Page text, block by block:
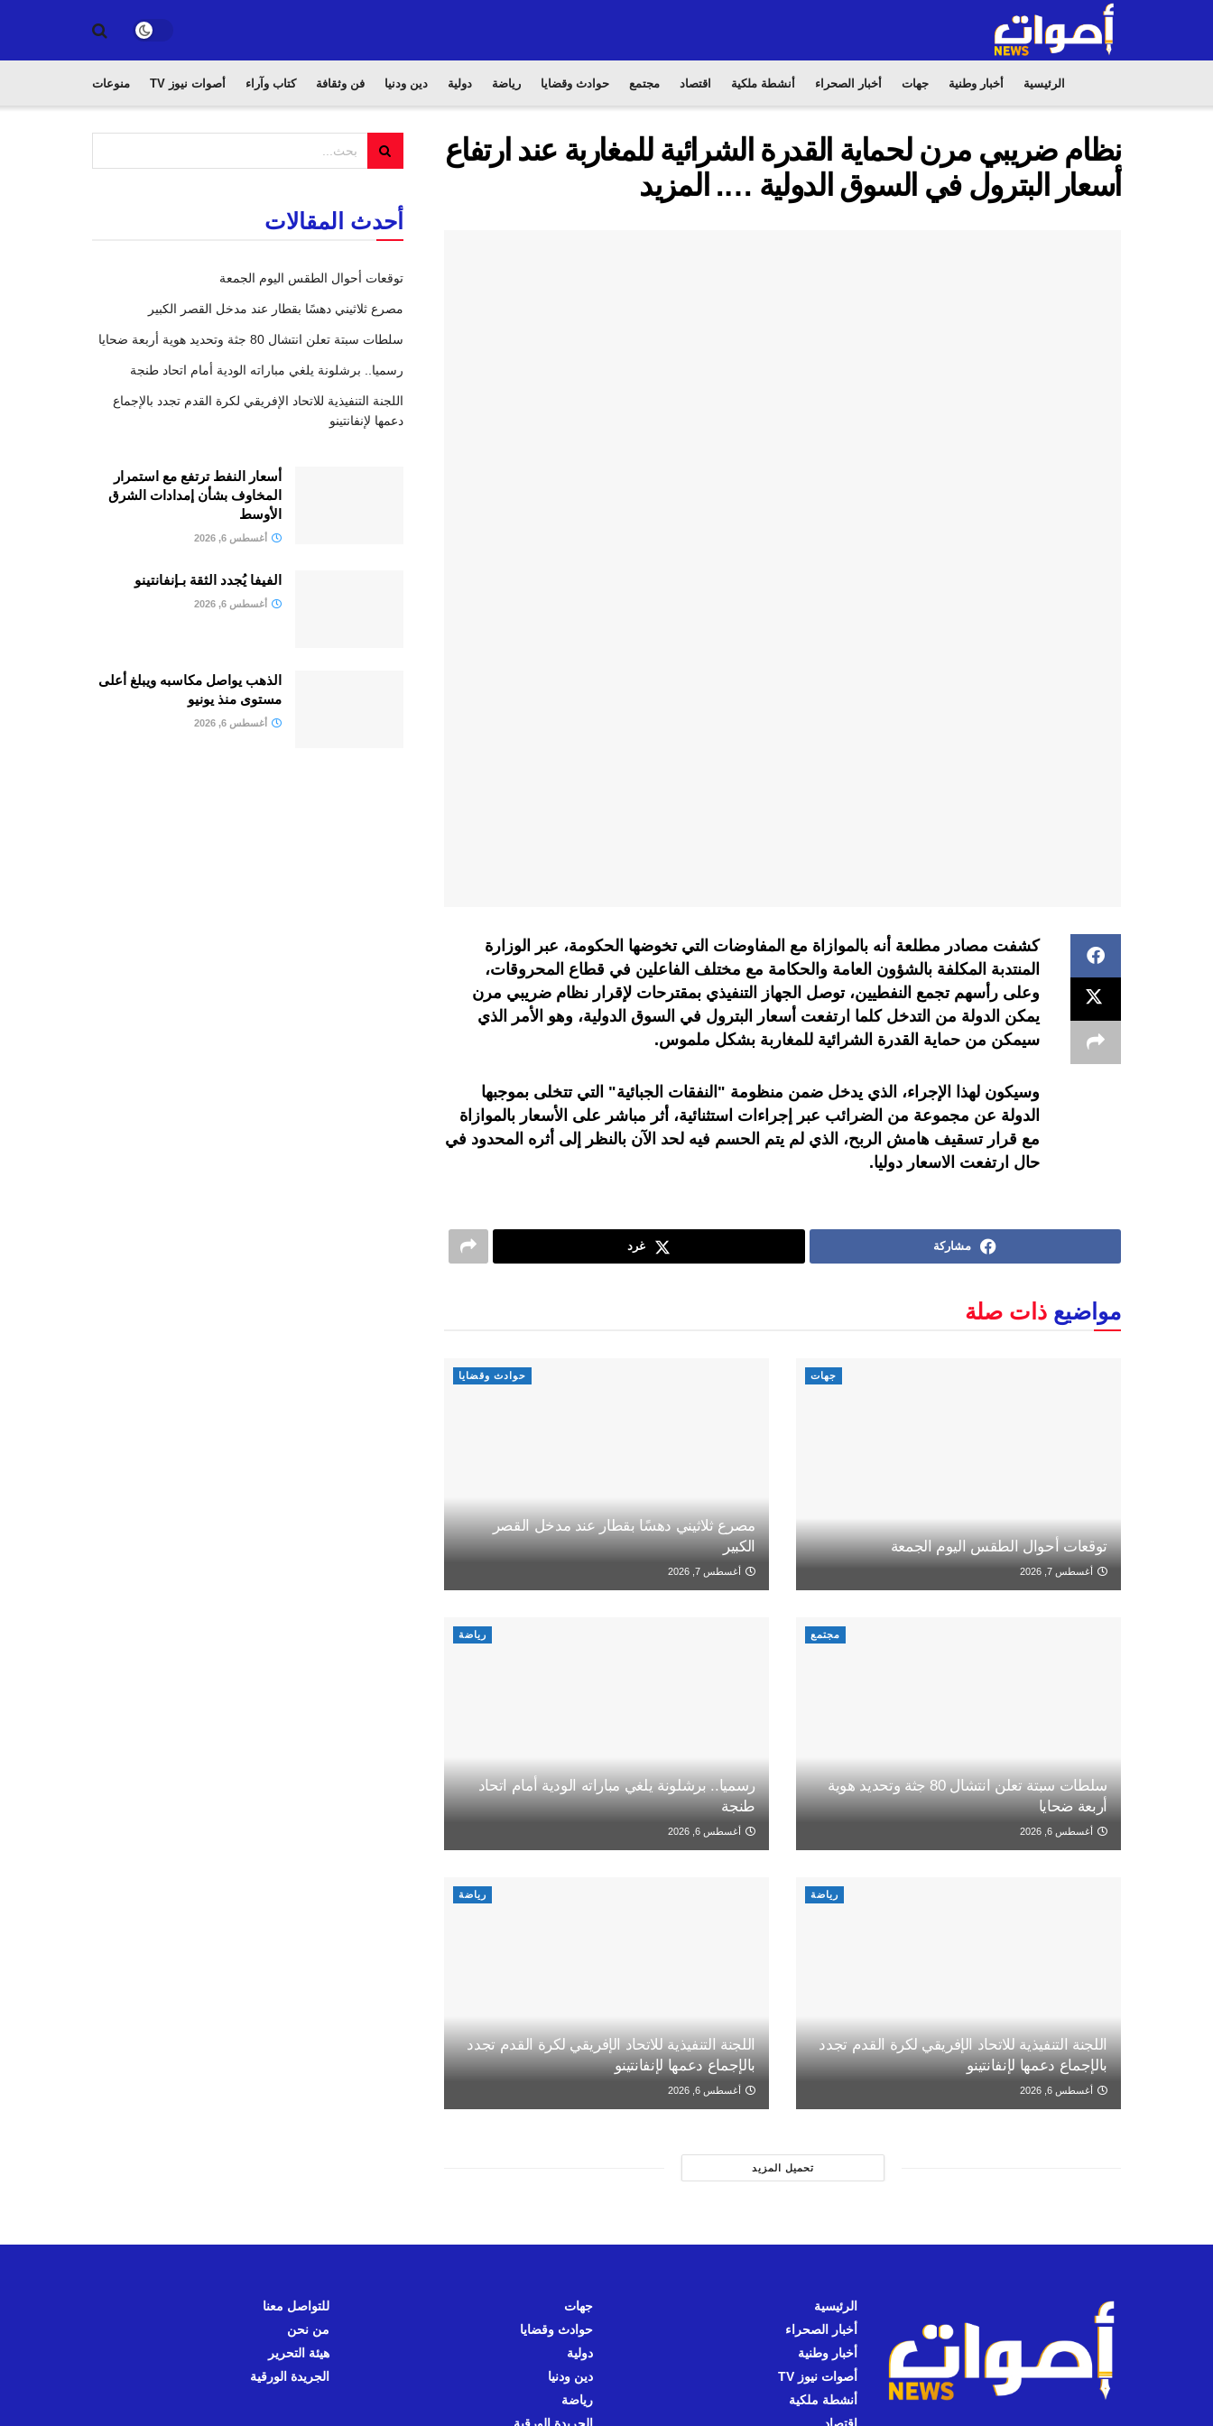
الرئيسية أخبار وطنية جهات أخبار الصحراء أنشطة ملكية اقتصاد مجتمع حوادث وقضايا رياضة دولية دين ودنيا فن وثقافة كتاب وآراء أصوات نيوز TV منوعات
نظام ضريبي مرن لحماية القدرة الشرائية للمغاربة عند ارتفاع
أسعار البترول في السوق الدولية …. المزيد
كشفت مصادر مطلعة أنه بالموازاة مع المفاوضات التي تخوضها الحكومة، عبر الوزارة
المنتدبة المكلفة بالشؤون العامة والحكامة مع مختلف الفاعلين في قطاع المحروقات،
وعلى رأسهم تجمع النفطيين، توصل الجهاز التنفيذي بمقترحات لإقرار نظام ضريبي مرن
يمكن الدولة من التدخل كلما ارتفعت أسعار البترول في السوق الدولية، وهو الأمر الذي
سيمكن من حماية القدرة الشرائية للمغاربة بشكل ملموس.
وسيكون لهذا الإجراء، الذي يدخل ضمن منظومة "النفقات الجبائية" التي تتخلى بموجبها
الدولة عن مجموعة من الضرائب عبر إجراءات استثنائية، أثر مباشر على الأسعار بالموازاة
مع قرار تسقيف هامش الربح، الذي لم يتم الحسم فيه لحد الآن بالنظر إلى أثره المحدود في
حال ارتفعت الاسعار دوليا.
مشاركة غرد
مواضيع ذات صلة
جهات
توقعات أحوال الطقس اليوم الجمعة
أغسطس 7, 2026
حوادث وقضايا
مصرع ثلاثيني دهسًا بقطار عند مدخل القصر
الكبير
أغسطس 7, 2026
مجتمع
سلطات سبتة تعلن انتشال 80 جثة وتحديد هوية
أربعة ضحايا
أغسطس 6, 2026
رياضة
رسميا.. برشلونة يلغي مباراته الودية أمام اتحاد
طنجة
أغسطس 6, 2026
رياضة
اللجنة التنفيذية للاتحاد الإفريقي لكرة القدم تجدد
بالإجماع دعمها لإنفانتينو
أغسطس 6, 2026
رياضة
اللجنة التنفيذية للاتحاد الإفريقي لكرة القدم تجدد
بالإجماع دعمها لإنفانتينو
أغسطس 6, 2026
تحميل المزيد
أحدث المقالات
توقعات أحوال الطقس اليوم الجمعة
مصرع ثلاثيني دهسًا بقطار عند مدخل القصر الكبير
سلطات سبتة تعلن انتشال 80 جثة وتحديد هوية أربعة ضحايا
رسميا.. برشلونة يلغي مباراته الودية أمام اتحاد طنجة
اللجنة التنفيذية للاتحاد الإفريقي لكرة القدم تجدد بالإجماع
دعمها لإنفانتينو
أسعار النفط ترتفع مع استمرار
المخاوف بشأن إمدادات الشرق
الأوسط
أغسطس 6, 2026
الفيفا يُجدد الثقة بـإنفانتينو
أغسطس 6, 2026
الذهب يواصل مكاسبه ويبلغ أعلى
مستوى منذ يونيو
أغسطس 6, 2026
الرئيسية
أخبار الصحراء
أخبار وطنية
أصوات نيوز TV
أنشطة ملكية
جهات
حوادث وقضايا
دولية
دين ودنيا
رياضة
للتواصل معنا
من نحن
هيئة التحرير
الجريدة الورقية